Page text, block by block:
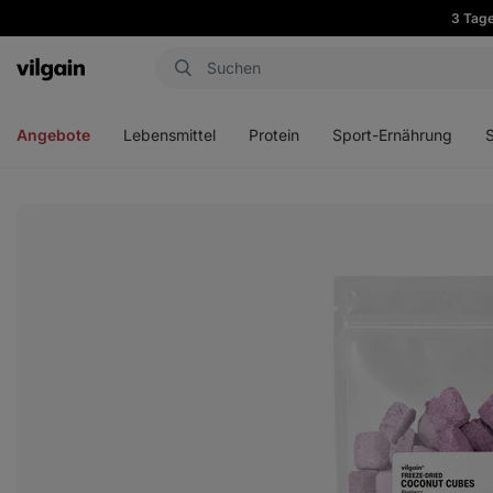
3
Aktin
Angebote Lebensmittel Protein Sport-Ernährung